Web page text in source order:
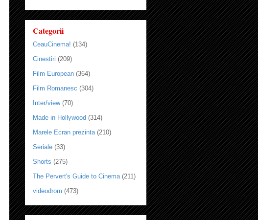
Categorii
CeauCinema! (134)
Cinestiri (209)
Film European (364)
Film Romanesc (304)
Inter/view (70)
Made in Hollywood (314)
Marele Ecran prezinta (210)
Seriale (33)
Shorts (275)
The Pervert's Guide to Cinema (211)
videodrom (473)